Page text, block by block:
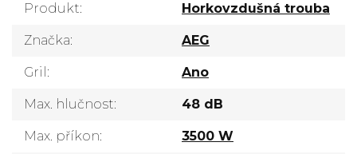
Produkt: Horkovzdušná trouba
Značka: AEG
Gril : Ano
Max. hlučnost: 48 dB
Max. příkon: 3500 W